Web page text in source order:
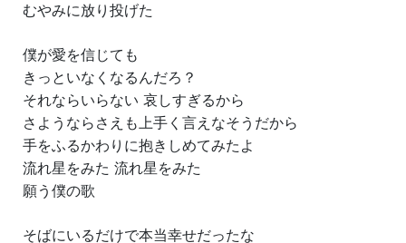
むやみに放り投げた
僕が愛を信じても
きっといなくなるんだろ？
それならいらない 哀しすぎるから
さようならさえも上手く言えなそうだから
手をふるかわりに抱きしめてみたよ
流れ星をみた 流れ星をみた
願う僕の歌
そばにいるだけで本当幸せだったな